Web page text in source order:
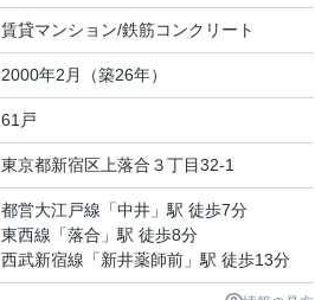
賃貸マンション/鉄筋コンクリート
2000年2月（築26年）
61戸
東京都新宿区 上落合 ３丁目32-1
都営大江戸線 「中井 」駅 徒歩7分
東西線 「落合 」駅 徒歩8分
西武新宿線 「新井薬師前 」駅 徒歩13分